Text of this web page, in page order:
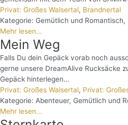
Privat: Großes Walsertal, Brandnertal
Kategorie: Gemütlich und Romantisch,
Mehr lesen...
Mein Weg
Falls Du dein Gepäck vorab noch
gerne unsere DreamAlive Rucksäcke
Gepäck hinterlegen...
Privat: Großes Walsertal, Privat:
Kategorie: Abenteuer, Gemütlich und
Mehr lesen...